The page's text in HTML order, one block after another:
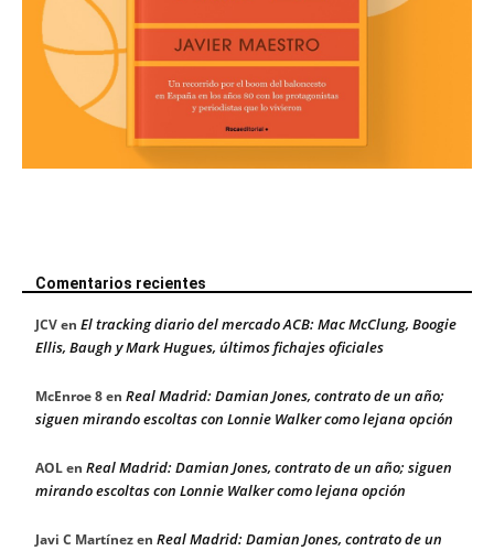
Comentarios recientes
JCVen El tracking diario del mercado ACB: Mac McClung, Boogie
Ellis, Baugh y Mark Hugues, últimos fichajes oficiales
McEnroe 8en Real Madrid: Damian Jones, contrato de un año;
siguen mirando escoltas con Lonnie Walker como lejana opción
AOLen Real Madrid: Damian Jones, contrato de un año; siguen
mirando escoltas con Lonnie Walker como lejana opción
Javi C Martínezen Real Madrid: Damian Jones, contrato de un